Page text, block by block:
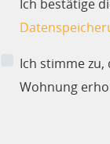
Ich bestätige
Ich stimme
Wohnung